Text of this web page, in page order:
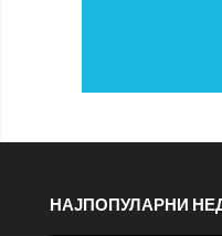
НАЈПОПУЛАРНИ